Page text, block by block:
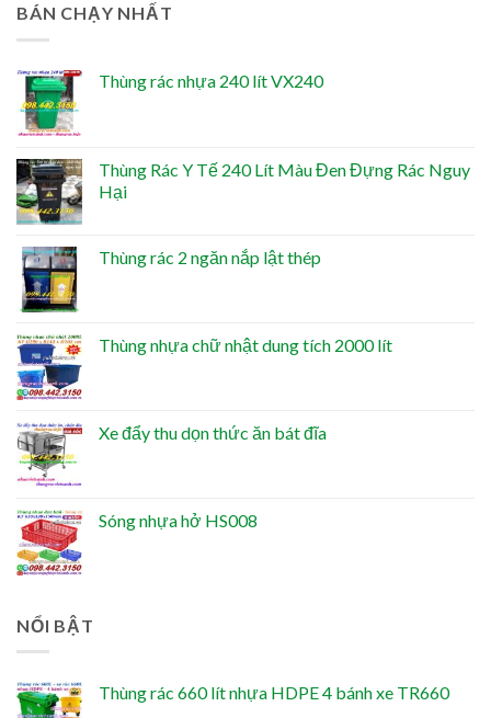
BÁN CHẠY NHẤT
Thùng rác nhựa 240 lít VX240
Thùng Rác Y Tế 240 Lít Màu Đen Đựng Rác Nguy
Hại
Thùng rác 2 ngăn nắp lật thép
Thùng nhựa chữ nhật dung tích 2000 lít
Xe đẩy thu dọn thức ăn bát đĩa
Sóng nhựa hở HS008
NỔI BẬT
Thùng rác 660 lít nhựa HDPE 4 bánh xe TR660